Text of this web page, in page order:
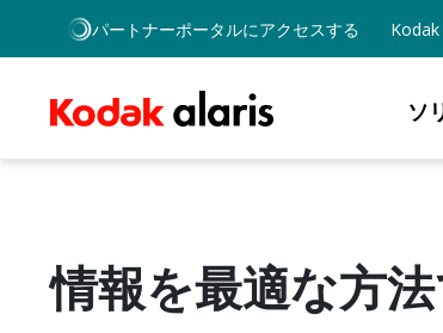
Skip to main content
パートナーポータルにアクセスする
ソ
情報を最適な方